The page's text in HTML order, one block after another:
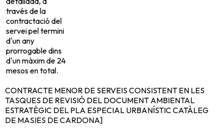
través de la
contractació del
servei pel termini
d'un any
prorrogable dins
d'un màxim de 24
mesos en total.
CONTRACTE MENOR DE SERVEIS CONSISTENT EN LES
TASQUES DE REVISIÓ DEL DOCUMENT AMBIENTAL
ESTRATÈGIC DEL PLA ESPECIAL URBANÍSTIC CATÀLEG
DE MASIES DE CARDONA]